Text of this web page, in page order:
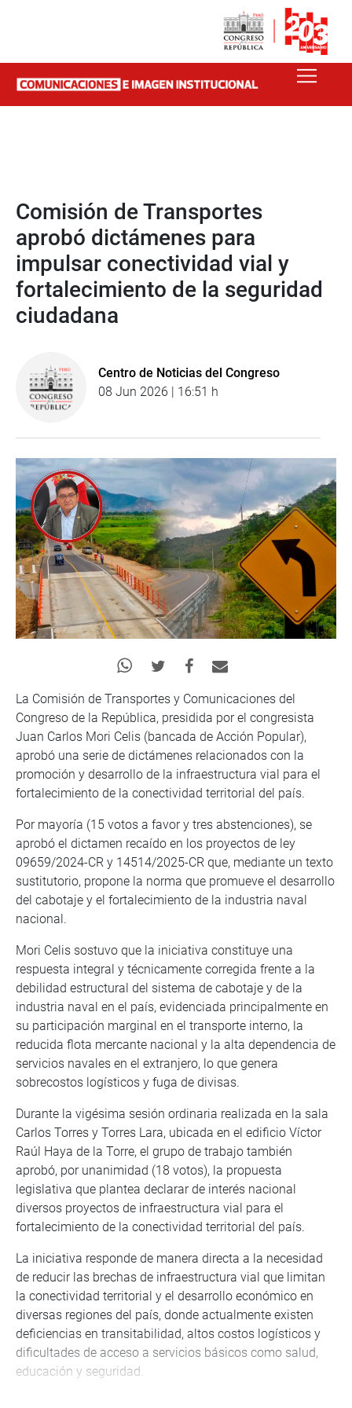
Comisión de Transportes
aprobó dictámenes para
impulsar conectividad vial y
fortalecimiento de la seguridad
ciudadana
Centro de Noticias del Congreso
08 Jun 2026 | 16:51 h
La Comisión de Transportes y Comunicaciones del
Congreso de la República, presidida por el congresista
Juan Carlos Mori Celis (bancada de Acción Popular),
aprobó una serie de dictámenes relacionados con la
promoción y desarrollo de la infraestructura vial para el
fortalecimiento de la conectividad territorial del país.
Por mayoría (15 votos a favor y tres abstenciones), se
aprobó el dictamen recaído en los proyectos de ley
09659/2024-CR y 14514/2025-CR que, mediante un texto
sustitutorio, propone la norma que promueve el desarrollo
del cabotaje y el fortalecimiento de la industria naval
nacional.
Mori Celis sostuvo que la iniciativa constituye una
respuesta integral y técnicamente corregida frente a la
debilidad estructural del sistema de cabotaje y de la
industria naval en el país, evidenciada principalmente en
su participación marginal en el transporte interno, la
reducida flota mercante nacional y la alta dependencia de
servicios navales en el extranjero, lo que genera
sobrecostos logísticos y fuga de divisas.
Durante la vigésima sesión ordinaria realizada en la sala
Carlos Torres y Torres Lara, ubicada en el edificio Víctor
Raúl Haya de la Torre, el grupo de trabajo también
aprobó, por unanimidad (18 votos), la propuesta
legislativa que plantea declarar de interés nacional
diversos proyectos de infraestructura vial para el
fortalecimiento de la conectividad territorial del país.
La iniciativa responde de manera directa a la necesidad
de reducir las brechas de infraestructura vial que limitan
la conectividad territorial y el desarrollo económico en
diversas regiones del país, donde actualmente existen
deficiencias en transitabilidad, altos costos logísticos y
dificultades de acceso a servicios básicos como salud,
educación y seguridad.